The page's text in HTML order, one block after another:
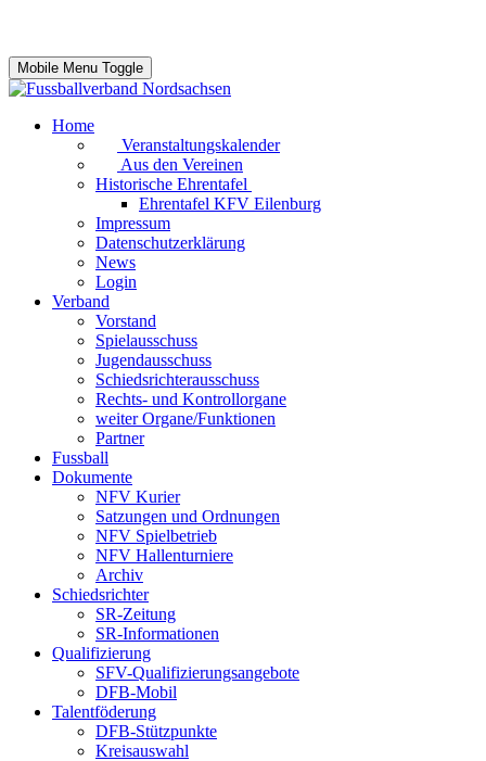
Mobile Menu Toggle
Home
Veranstaltungskalender
Aus den Vereinen
Historische Ehrentafel
Ehrentafel KFV Eilenburg
Impressum
Datenschutzerklärung
News
Login
Verband
Vorstand
Spielausschuss
Jugendausschuss
Schiedsrichterausschuss
Rechts- und Kontrollorgane
weiter Organe/Funktionen
Partner
Fussball
Dokumente
NFV Kurier
Satzungen und Ordnungen
NFV Spielbetrieb
NFV Hallenturniere
Archiv
Schiedsrichter
SR-Zeitung
SR-Informationen
Qualifizierung
SFV-Qualifizierungsangebote
DFB-Mobil
Talentföderung
DFB-Stützpunkte
Kreisauswahl